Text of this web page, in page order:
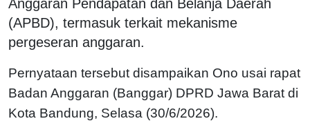
Anggaran Pendapatan dan Belanja Daerah
(APBD), termasuk terkait mekanisme
pergeseran anggaran.
Pernyataan tersebut disampaikan Ono usai rapat
Badan Anggaran (Banggar) DPRD Jawa Barat di
Kota Bandung, Selasa (30/6/2026).